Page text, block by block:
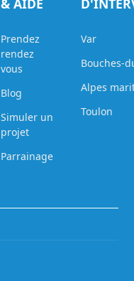
& AIDE
Prendez
rendez
vous
Blog
Simuler un
projet
Parrainage
Var
Bouches-
Alpes
Toulon